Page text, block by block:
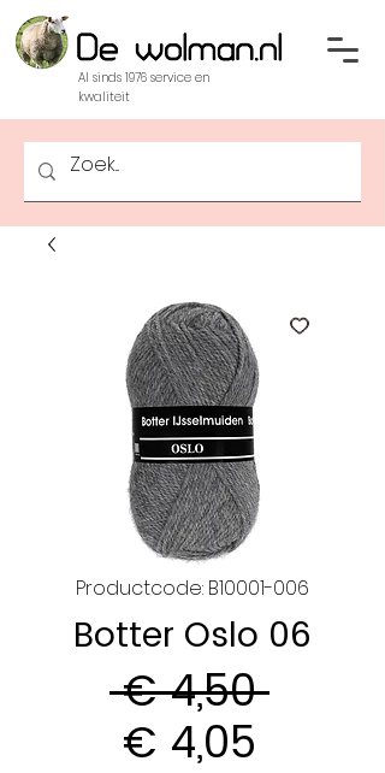
Al sinds 1976 service en
kwaliteit
Productcode: B10001-006
Botter Oslo 06
€ 4,50
€ 4,05